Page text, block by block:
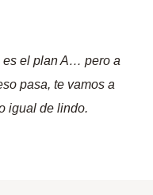
es el plan A… pero a
pasa, te vamos a
igual de lindo.